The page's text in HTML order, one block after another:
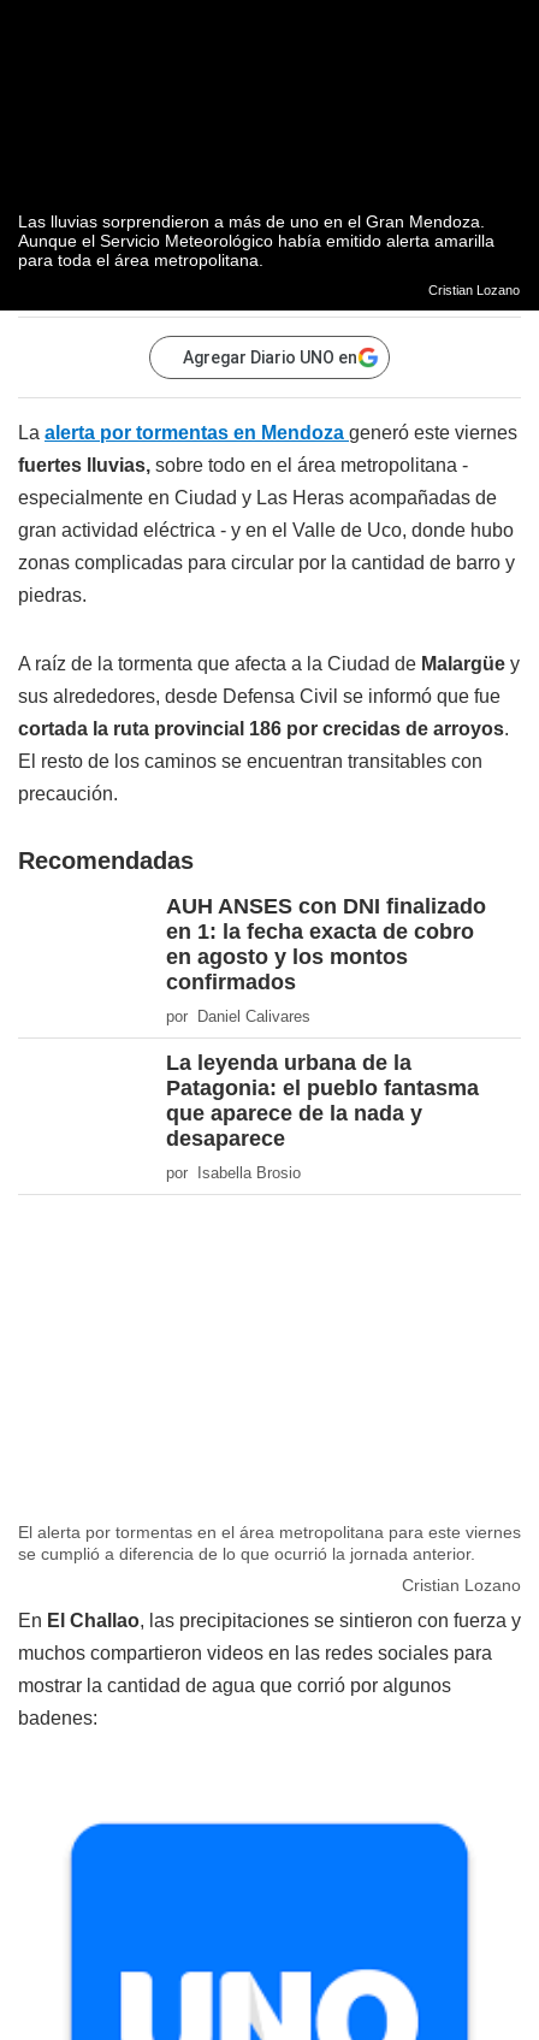
Las lluvias sorprendieron a más de uno en el Gran Mendoza.
Aunque el Servicio Meteorológico había emitido alerta amarilla
para toda el área metropolitana.
Cristian Lozano
Agregar Diario UNO en
La alerta por tormentas en Mendoza generó este viernes
fuertes lluvias, sobre todo en el área metropolitana -
especialmente en Ciudad y Las Heras acompañadas de
gran actividad eléctrica - y en el Valle de Uco, donde hubo
zonas complicadas para circular por la cantidad de barro y
piedras.
A raíz de la tormenta que afecta a la Ciudad de Malargüe y
sus alrededores, desde Defensa Civil se informó que fue
cortada la ruta provincial 186 por crecidas de arroyos.
El resto de los caminos se encuentran transitables con
precaución.
Recomendadas
AUH ANSES con DNI finalizado
en 1: la fecha exacta de cobro
en agosto y los montos
confirmados
por Daniel Calivares
La leyenda urbana de la
Patagonia: el pueblo fantasma
que aparece de la nada y
desaparece
por Isabella Brosio
El alerta por tormentas en el área metropolitana para este viernes
se cumplió a diferencia de lo que ocurrió la jornada anterior.
Cristian Lozano
En El Challao, las precipitaciones se sintieron con fuerza y
muchos compartieron videos en las redes sociales para
mostrar la cantidad de agua que corrió por algunos
badenes: